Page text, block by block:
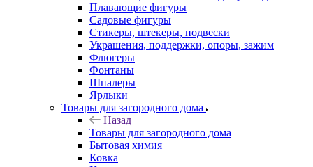
Плавающие фигуры
Садовые фигуры
Стикеры, штекеры, подвески
Украшения, поддержки, опоры, зажим
Флюгеры
Фонтаны
Шпалеры
Ярлыки
Товары для загородного дома
Назад
Товары для загородного дома
Бытовая химия
Ковка